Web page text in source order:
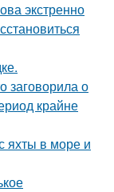
экстренно
заговорила о
крайне
яхты в море и